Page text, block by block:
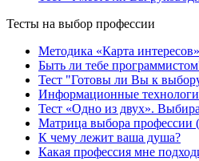
Тесты на выбор профессии
Методика «Карта интересов»
Быть ли тебе
Тест "Готовы ли Вы к
Информационные
Тест «Одно из двух».
Матрица выбора профессии
К чему лежит ваша душа?
Какая профессия мне